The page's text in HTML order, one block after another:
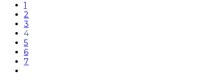
1
2
3
4
5
6
7